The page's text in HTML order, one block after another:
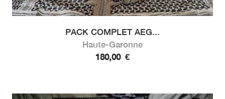
PACK COMPLET AEG...
Haute-Garonne
180,00 €